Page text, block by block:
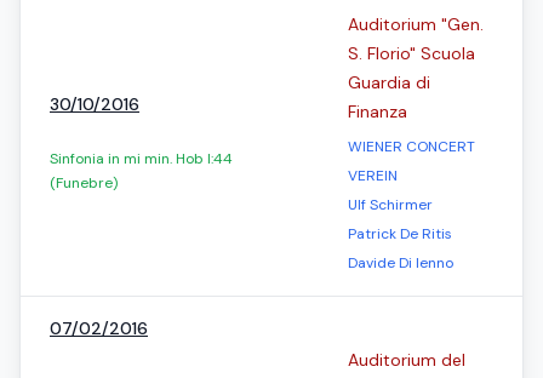
30/10/2016
Sinfonia in mi min. Hob I:44
(Funebre)
Auditorium "Gen.
S. Florio" Scuola
Guardia di
Finanza
WIENER CONCERT
VEREIN
Ulf Schirmer
Patrick De Ritis
Davide Di Ienno
07/02/2016
Auditorium del